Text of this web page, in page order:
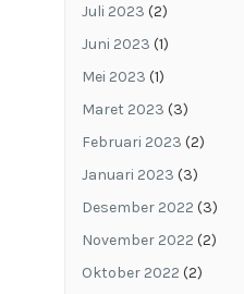
Juli 2023 (2)
Juni 2023 (1)
Mei 2023 (1)
Maret 2023 (3)
Februari 2023 (2)
Januari 2023 (3)
Desember 2022 (3)
November 2022 (2)
Oktober 2022 (2)